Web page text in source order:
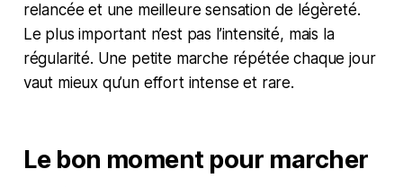
relancée et une meilleure sensation de légèreté.
Le plus important n’est pas l’intensité, mais la
régularité. Une petite marche répétée chaque jour
vaut mieux qu’un effort intense et rare.
Le bon moment pour marcher